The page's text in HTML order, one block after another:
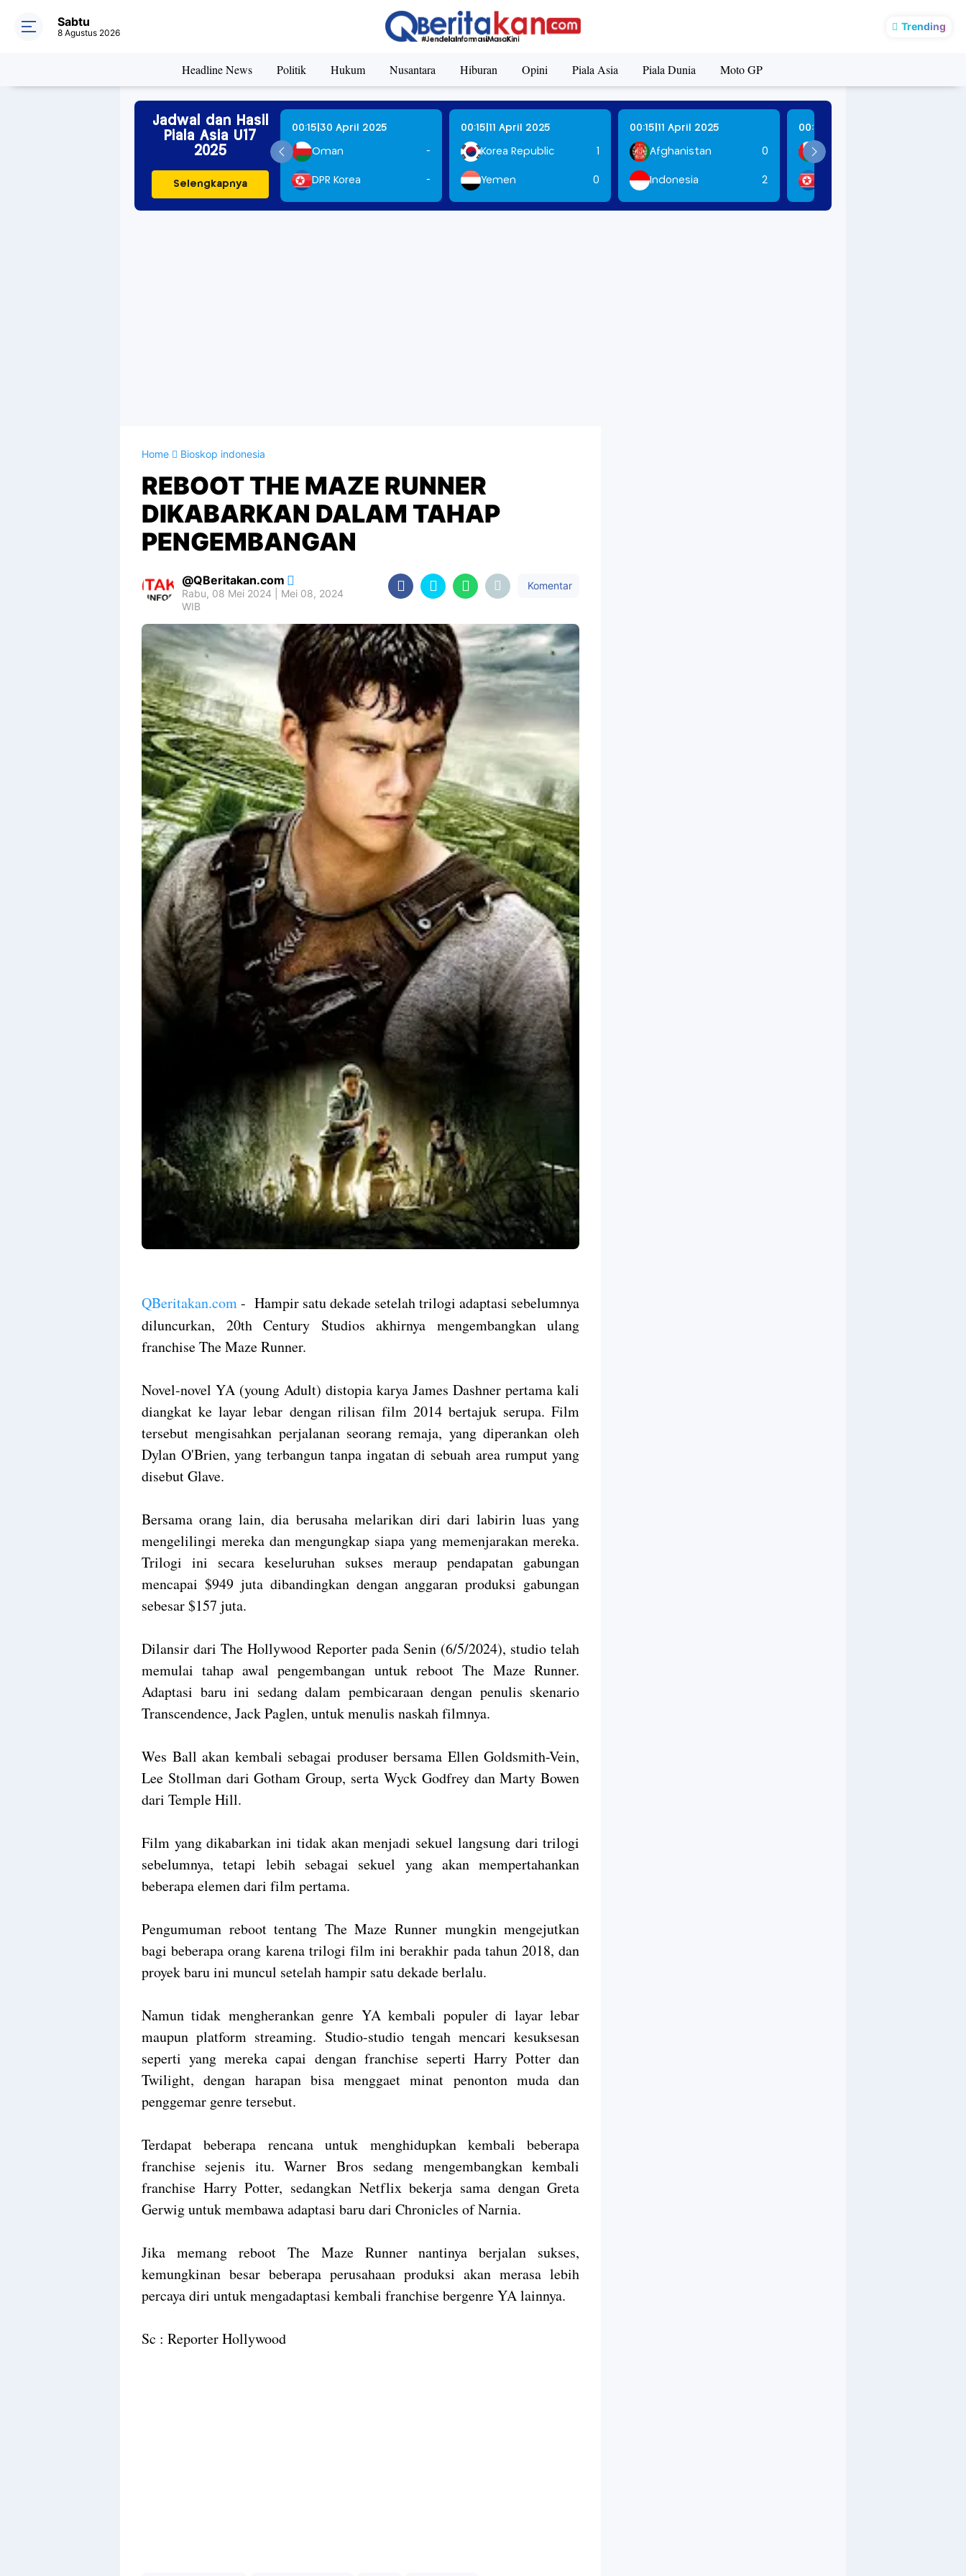
Trending
Sabtu
8 Agustus 2026
Headline News Politik Hukum Nusantara Hiburan Opini Piala Asia Piala Dunia Moto GP
Jadwal dan Hasil
Piala Asia U17
2025
Selengkapnya
12 April 2025
Tajikistan
00:15 |30 April 2025
Oman -
DPR Korea -
00:15 |11 April 2025
Korea Republic
Yemen 0
00:15 |11 April 2025
Afghanistan 0
Indonesia 2
00:15
Oman
Home Bioskop indonesia
REBOOT THE MAZE RUNNER
DIKABARKAN DALAM TAHAP
PENGEMBANGAN
QBeritakan.com
Rabu, 08 Mei 2024 | Mei 08, 2024
WIB
Komentar
QBeritakan.com-Hampir satu dekade setelah trilogi adaptasi sebelumnya
diluncurkan, 20th Century Studios akhirnya mengembangkan ulang
franchise The Maze Runner.
Novel-novel YA (young Adult) distopia karya James Dashner pertama kali
diangkat ke layar lebar dengan rilisan film 2014 bertajuk serupa. Film
tersebut mengisahkan perjalanan seorang remaja, yang diperankan oleh
Dylan O'Brien, yang terbangun tanpa ingatan di sebuah area rumput yang
disebut Glave.
Bersama orang lain, dia berusaha melarikan diri dari labirin luas yang
mengelilingi mereka dan mengungkap siapa yang memenjarakan mereka.
Trilogi ini secara keseluruhan sukses meraup pendapatan gabungan
mencapai $949 juta dibandingkan dengan anggaran produksi gabungan
sebesar $157 juta.
Dilansir dari The Hollywood Reporter pada Senin (6/5/2024), studio telah
memulai tahap awal pengembangan untuk reboot The Maze Runner.
Adaptasi baru ini sedang dalam pembicaraan dengan penulis skenario
Transcendence, Jack Paglen, untuk menulis naskah filmnya.
Wes Ball akan kembali sebagai produser bersama Ellen Goldsmith-Vein,
Lee Stollman dari Gotham Group, serta Wyck Godfrey dan Marty Bowen
dari Temple Hill.
Film yang dikabarkan ini tidak akan menjadi sekuel langsung dari trilogi
sebelumnya, tetapi lebih sebagai sekuel yang akan mempertahankan
beberapa elemen dari film pertama.
Pengumuman reboot tentang The Maze Runner mungkin mengejutkan
bagi beberapa orang karena trilogi film ini berakhir pada tahun 2018, dan
proyek baru ini muncul setelah hampir satu dekade berlalu.
Namun tidak mengherankan genre YA kembali populer di layar lebar
maupun platform streaming. Studio-studio tengah mencari kesuksesan
seperti yang mereka capai dengan franchise seperti Harry Potter dan
Twilight, dengan harapan bisa menggaet minat penonton muda dan
penggemar genre tersebut.
Terdapat beberapa rencana untuk menghidupkan kembali beberapa
franchise sejenis itu. Warner Bros sedang mengembangkan kembali
franchise Harry Potter, sedangkan Netflix bekerja sama dengan Greta
Gerwig untuk membawa adaptasi baru dari Chronicles of Narnia.
Jika memang reboot The Maze Runner nantinya berjalan sukses,
kemungkinan besar beberapa perusahaan produksi akan merasa lebih
percaya diri untuk mengadaptasi kembali franchise bergenre YA lainnya.
Sc : Reporter Hollywood
REBOOT THE MAZE RUNNER DIKABARKAN DALAM TAHAP PENGEMBANGAN